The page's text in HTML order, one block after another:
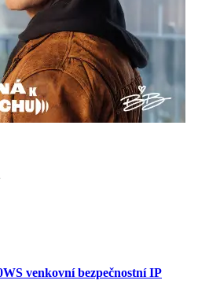
venkovní bezpečnostní IP